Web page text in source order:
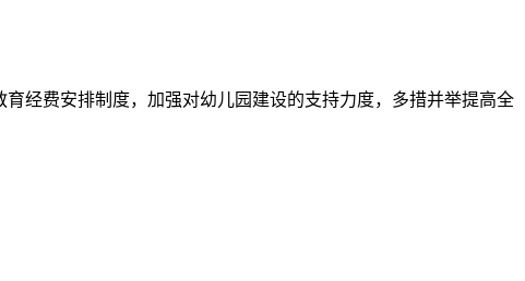
经费安排制度，加强对幼儿园建设的支持力度，多措并举提高全